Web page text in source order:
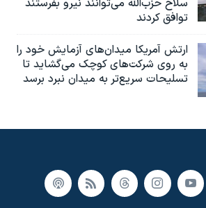
توافق کردند
ارتش آمریکا میدان‌های آزمایش خود را
به روی شرکت‌های کوچک می‌گشاید تا
تسلیحات سریع‌تر به میدان نبرد برسد